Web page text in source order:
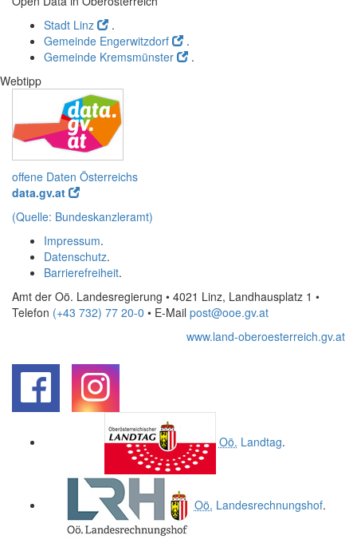
Stadt Linz
.
Gemeinde Engerwitzdorf
.
Gemeinde Kremsmünster
.
Webtipp
offene Daten Österreichs
data.gv.at
(Quelle: Bundeskanzleramt)
Impressum.
Datenschutz.
Barrierefreiheit.
Amt der Oö. Landesregierung • 4021 Linz, Landhausplatz 1 •
Telefon (+43 732) 77 20-0 • E-Mail post@ooe.gv.at
www.land-oberoesterreich.gv.at
Oö. Landtag.
Oö. Landesrechnungshof.